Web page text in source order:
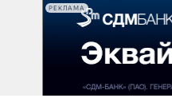
РЕКЛАМА